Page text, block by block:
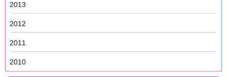
2013
2012
2011
2010